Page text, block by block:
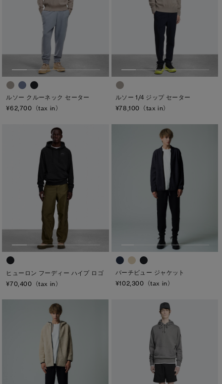
ルソー クルーネック セーター
¥62,700（tax in）
ルソー 1/4 ジップ セーター
¥78,100（tax in）
ヒューロン フーディー ハイプ ロゴ
¥70,400（tax in）
バーチビュー ジャケット
¥102,300（tax in）